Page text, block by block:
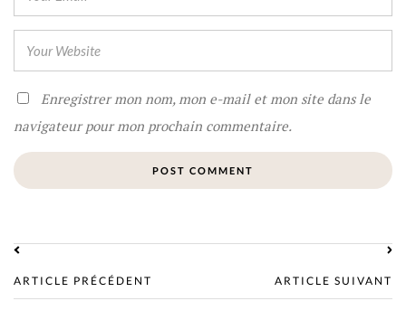
Enregistrer mon nom, mon e-mail et mon site dans le
navigateur pour mon prochain commentaire.
ARTICLE PRÉCÉDENT ARTICLE SUIVANT